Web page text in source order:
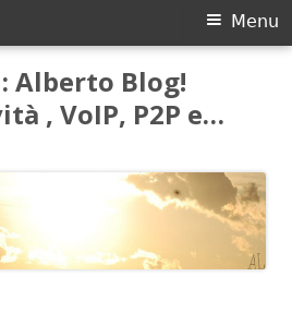
Alberto Blog!
, VoIP, P2P e…
Menu